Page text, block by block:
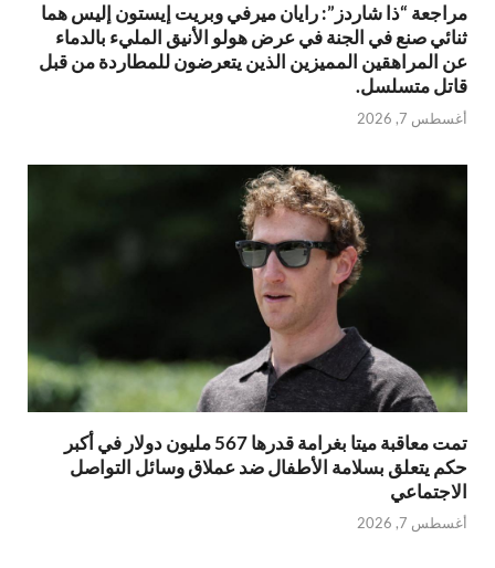
مراجعة “ذا شاردز”: رايان ميرفي وبريت إيستون إليس هما
ثنائي صنع في الجنة في عرض هولو الأنيق المليء بالدماء
عن المراهقين المميزين الذين يتعرضون للمطاردة من قبل
قاتل متسلسل.
أغسطس 7, 2026
تمت معاقبة ميتا بغرامة قدرها 567 مليون دولار في أكبر
حكم يتعلق بسلامة الأطفال ضد عملاق وسائل التواصل
الاجتماعي
أغسطس 7, 2026